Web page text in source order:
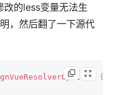
的less变量无法生
，然后翻了一下源代
{